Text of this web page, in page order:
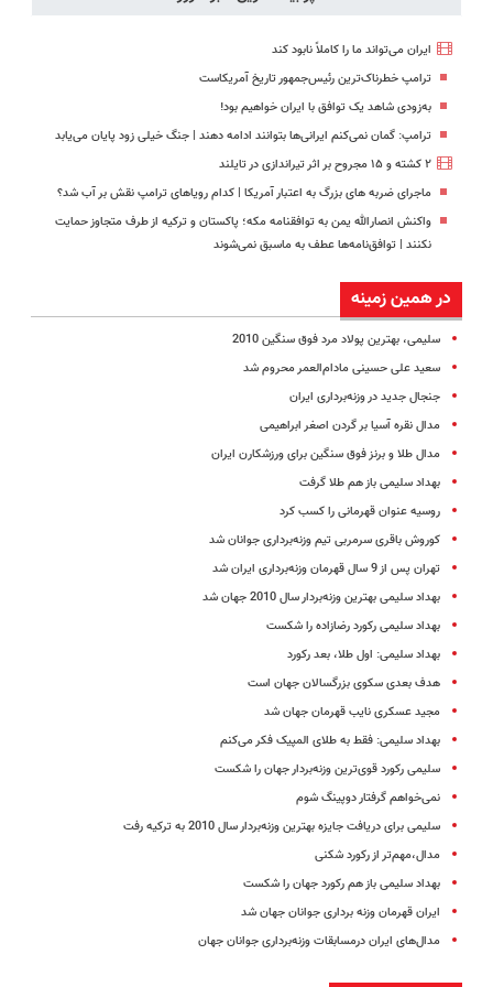
ایران می‌تواند ما را کاملاً نابود کند
ترامپ خطرناک‌ترین رئیس‌جمهور تاریخ آمریکاست
به‌زودی شاهد یک توافق با ایران خواهیم بود!
ترامپ: گمان نمی‌کنم ایرانی‌ها بتوانند ادامه دهند | جنگ خیلی زود پایان می‌یابد
۲ کشته و ۱۵ مجروح بر اثر تیراندازی در تایلند
ماجرای ضربه های بزرگ به اعتبار آمریکا | کدام رویاهای ترامپ نقش بر آب شد؟
واکنش انصارالله یمن به توافقنامه مکه؛ پاکستان و ترکیه از طرف متجاوز حمایت
نکنند | توافق‌نامه‌ها عطف به ماسبق نمی‌شوند
در همین زمینه
سلیمی، بهترین پولاد مرد فوق سنگین 2010
سعید علی حسینی مادام‌العمر محروم شد
جنجال جدید در وزنه‌برداری ایران
مدال نقره آسیا بر گردن اصغر ابراهیمی
مدال طلا و برنز فوق سنگین برای ورزشکارن ایران
بهداد سلیمی باز هم طلا گرفت
روسیه عنوان قهرمانی را کسب کرد
کوروش باقری سرمربی تیم وزنه‌برداری جوانان شد
تهران پس از 9 سال قهرمان وزنه‌برداری ایران شد
بهداد سلیمی بهترین وزنه‌بردار سال 2010 جهان شد
بهداد سلیمی رکورد رضازاده را شکست
بهداد سلیمی: اول طلا، بعد رکورد
هدف بعدی‌ سکوی بزرگسالان جهان است
مجید عسکری نایب قهرمان جهان شد
بهداد سلیمی: فقط به طلای المپیک فکر می‌کنم
سلیمی رکورد قوی‌ترین وزنه‌بردار جهان را شکست‌
نمی‌خواهم گرفتار دوپینگ شوم
سلیمی برای دریافت جایزه بهترین وزنه‌بردار سال 2010 به ترکیه رفت
مدال،مهم‌تر از رکورد شکنی
بهداد سلیمی باز هم رکورد جهان را شکست
ایران قهرمان وزنه برداری جوانان جهان شد
مدال‌های ایران درمسابقات وزنه‌برداری جوانان جهان